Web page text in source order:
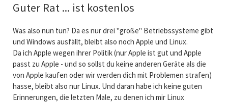
Guter Rat ... ist kostenlos
Was also nun tun? Da es nur drei "große" Betriebssysteme gibt
und Windows ausfällt, bleibt also noch Apple und Linux.
Da ich Apple wegen ihrer Politik (nur Apple ist gut und Apple
passt zu Apple - und so sollst du keine anderen Geräte als die
von Apple kaufen oder wir werden dich mit Problemen strafen)
hasse, bleibt also nur Linux. Und daran habe ich keine guten
Erinnerungen, die letzten Male, zu denen ich mir Linux